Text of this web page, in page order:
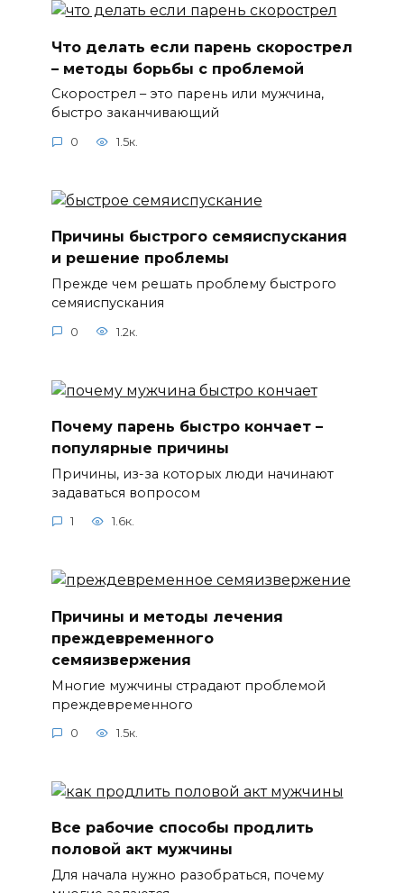
Что делать если парень скорострел
– методы борьбы с проблемой
Скорострел – это парень или мужчина,
быстро заканчивающий
0 1.5к.
Причины быстрого семяиспускания
и решение проблемы
Прежде чем решать проблему быстрого
семяиспускания
0 1.2к.
Почему парень быстро кончает –
популярные причины
Причины, из-за которых люди начинают
задаваться вопросом
1 1.6к.
Причины и методы лечения
преждевременного
семяизвержения
Многие мужчины страдают проблемой
преждевременного
0 1.5к.
Все рабочие способы продлить
половой акт мужчины
Для начала нужно разобраться, почему